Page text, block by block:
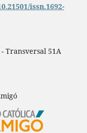
issn.1692-
- Transversal 51A